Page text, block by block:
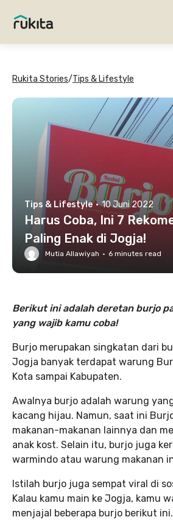
Rukita Stories/Tips & Lifestyle
Tips & Lifestyle · 10 Juni 2022
Harus Coba, Ini 7
Paling Enak di Jogja!
Mutia Allawiyah · 6 minutes read
Berikut ini adalah deretan burjo
yang wajib kamu coba!
Burjo merupakan singkatan dari
Jogja banyak terdapat warung
Kota sampai Kabupaten.
Awalnya burjo adalah warung
kacang hijau. Namun, saat ini
makanan-makanan lainnya dan
anak kost. Selain itu, burjo juga
warmindo atau warung makanan
Istilah burjo juga sempat viral di
Kalau kamu main ke Jogja, kamu
menjajal beberapa burjo berikut ini.